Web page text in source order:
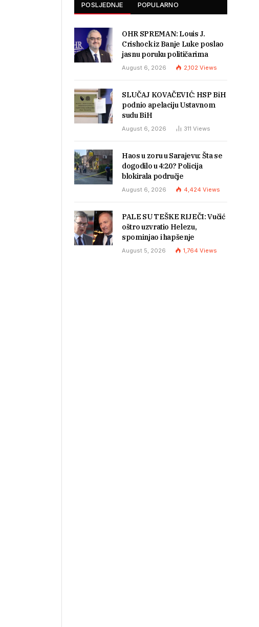
POSLJEDNJE POPULARNO
OHR SPREMAN: Louis J.
Crishock iz Banje Luke poslao
jasnu poruku političarima
August 6, 2026 2,102 Views
SLUČAJ KOVAČEVIĆ: HSP BiH
podnio apelaciju Ustavnom
sudu BiH
August 6, 2026 311 Views
Haos u zoru u Sarajevu: Šta se
dogodilo u 4:20? Policija
blokirala područje
August 6, 2026 4,424 Views
PALE SU TEŠKE RIJEČI: Vučić
oštro uzvratio Helezu,
spominjao i hapšenje
August 5, 2026 1,764 Views